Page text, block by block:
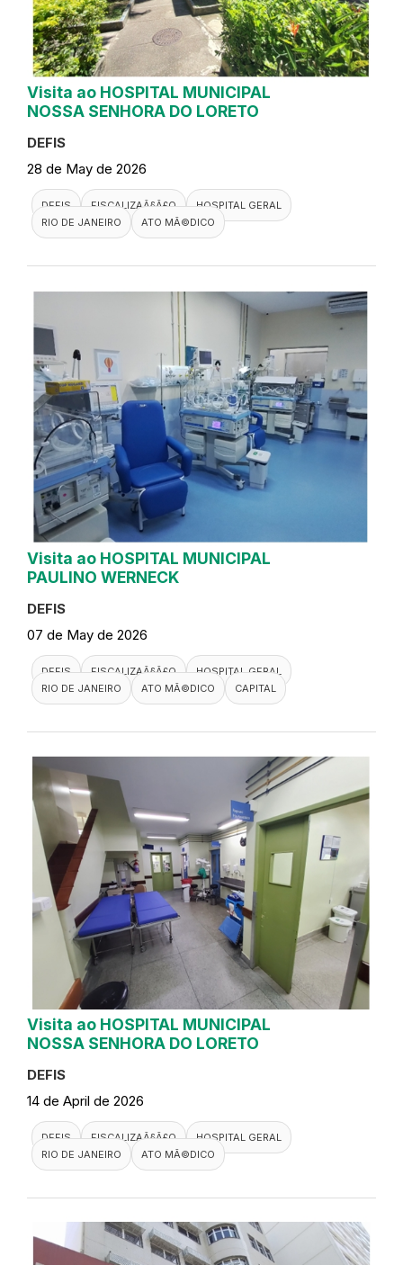
Visita ao HOSPITAL MUNICIPAL
NOSSA SENHORA DO LORETO
DEFIS
28 de May de 2026
DEFIS FISCALIZAÃ§Ã£O
HOSPITAL GERAL
RIO DE JANEIRO
ATO MÃ©DICO
Visita ao HOSPITAL MUNICIPAL
PAULINO WERNECK
DEFIS
07 de May de 2026
DEFIS FISCALIZAÃ§Ã£O
HOSPITAL GERAL
RIO DE JANEIRO
ATO MÃ©DICO CAPITAL
Visita ao HOSPITAL MUNICIPAL
NOSSA SENHORA DO LORETO
DEFIS
14 de April de 2026
DEFIS FISCALIZAÃ§Ã£O
HOSPITAL GERAL
RIO DE JANEIRO
ATO MÃ©DICO